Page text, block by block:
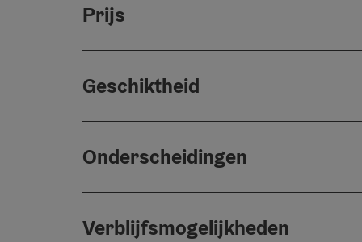
Prijs
Geschiktheid
Onderscheidingen
Verblijfsmogelijkheden